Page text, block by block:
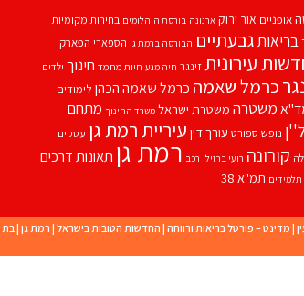
אופניים אור ירוק ארנונה בורסת היהלומים בחירות מקומיות
בריאותגבעתיים הבורסה ברמת גן הספארי הפארק
עירוניתזינגר חיה מנע חיות מחמד חינוך ילדים
כרמל שאמה כרמל שאמה הכהן לימודים
משטרה משטרת ישראל משרד החינוך מתחם
נופש ספורט עורך דין עיריית רמת גן עסקים
קורונה רועי ברזילי רכב רמת גן תאונות דרכים
תלמידים תמ"א 38
| מדינט – פורטל בריאות ורווחה | החדשות הטובות בישראל | רמת גן |בת